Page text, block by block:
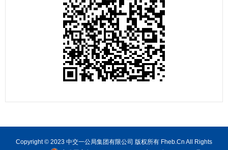
Copyright © 2023 中交一公局集团有限公司 版权所有 Fheb.Cn All Rights